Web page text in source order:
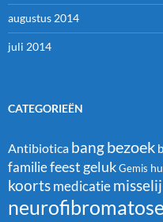
augustus 2014
juli 2014
CATEGORIEËN
Antibiotica bangbezoek
familiefeest gelukGemis
koortsmedicatie